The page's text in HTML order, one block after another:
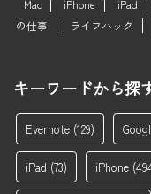
Mac iPhone iPad
の仕事
ライフハック
キーワードから探
Evernote (129)
iPad (73) iPhone